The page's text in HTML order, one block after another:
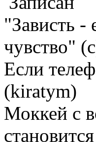
"Зависть -
чувство"
Если
(kiratym)
Моккей с